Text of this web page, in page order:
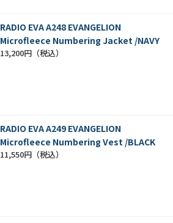
RADIO EVA A248 EVANGELION
Microfleece Numbering Jacket /NAVY
13,200円
RADIO EVA A249 EVANGELION
Microfleece Numbering Vest /BLACK
11,550円